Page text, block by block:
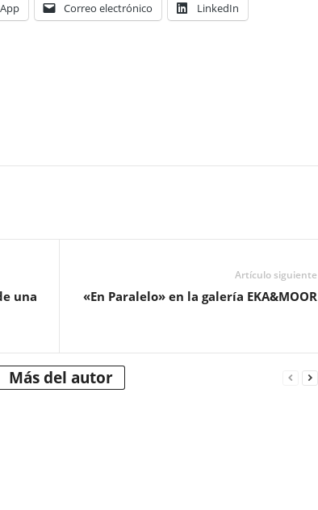
Correo electrónico LinkedIn
una
Artículo siguiente
«En Paralelo» en la galería EKA&MOOR
Más del autor